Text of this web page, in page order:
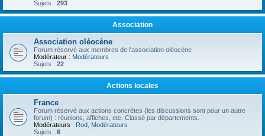
Sujets : 293
Association
Association oléocène
Forum réservé aux membres de l'association oléocène
Modérateur : Modérateurs
Sujets : 22
Actions locales
France
Forum réservé aux actions concrètes (les discussions sont pour un autre
forum) : réunions, affiches, etc. Classé par départements.
Modérateurs : Rod Modérateurs
Sujets : 6